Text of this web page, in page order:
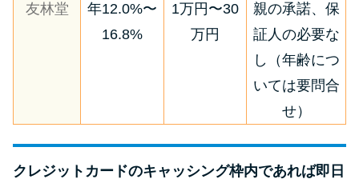
友林堂
年12.0%〜
16.8%
1万円〜30
万円
親の承諾、保
証人の必要な
し（年齢につ
いては要問合
せ）
クレジットカードのキャッシング枠内であれば即日